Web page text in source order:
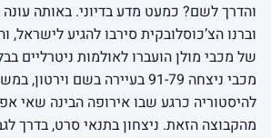
והדרך לשם? כמעט מדע בדיוני. באותה
וברנו הצ’כוסלובקית סירבו להגיע לישראל,
של מכבי מולן הועברו לאולמות ניטרליים
מכבי ניצחה 91-79 בעיירה בשם
להיסטוריה כרגע שבו אירופה הבינה שאי
מהקבוצה הזאת. ניצחון בתנאי סרט, בדרך